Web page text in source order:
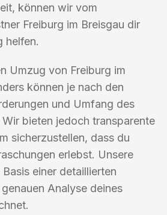
können wir vom
Freiburg im Breisgau dir
helfen.
Umzug von Freiburg im
können je nach den
und Umfang des
bieten jedoch transparente
sicherzustellen, dass du
erlebst. Unsere
einer detaillierten
Analyse deines